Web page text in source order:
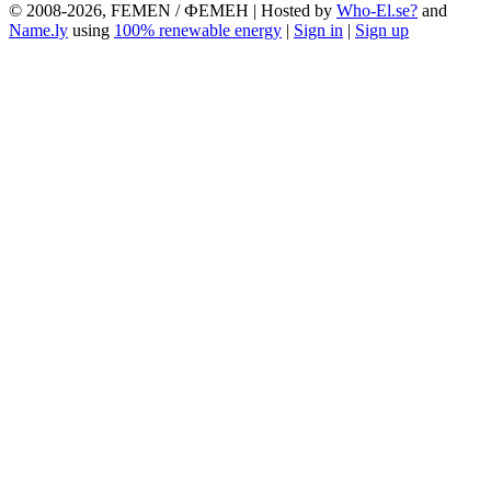
© 2008-2026, FEMEN / ФЕМЕН | Hosted by Who-El.se? and
Name.ly using 100% renewable energy | Sign in | Sign up